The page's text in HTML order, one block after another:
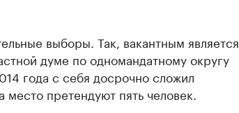
выборы. Так, вакантным является
думе по одномандатному округу
года с себя досрочно сложил
претендуют пять человек.